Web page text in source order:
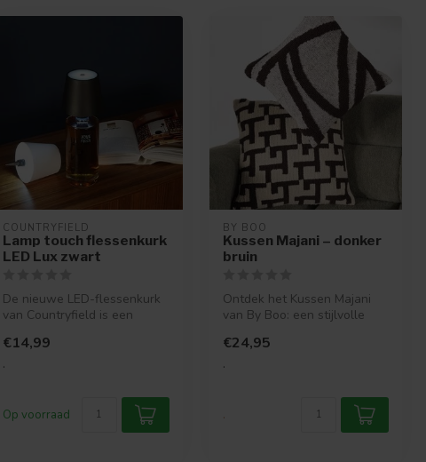
COUNTRYFIELD
Lamp touch flessenkurk
LED Lux zwart
De nieuwe LED-flessenkurk
van Countryfield is een
verlichting....
€14,99
.
Op voorraad
BY BOO
Kussen Majani – donker
bruin
Ontdek het Kussen Majani
van By Boo: een stijlvolle
p...
€24,95
.
.